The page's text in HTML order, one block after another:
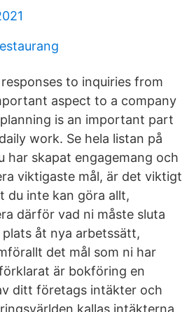
to inquiries from
aspect to a company
is an important part
work. Se hela listan på
har skapat engagemang och
viktigaste mål, är det viktigt
du inte kan göra allt,
därför vad ni måste sluta
åt nya arbetssätt,
det mål som ni har
är bokföring en
ditt företags intäkter och
kallas intäkterna